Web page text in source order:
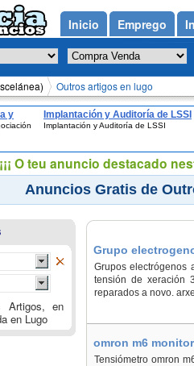
Outros artigos en lugo
y
Implantación y Auditoría de LSSI
Implantación y Auditoría de LSSI
Anuncios Gratis de
Grupo
Grupos electrógenos
tensión de xeración
reparados a novo.
omron m6
Tensiómetro omron
Artigos, en
en Lugo
Inicio Emprego
¡¡¡ O teu anuncio destacado